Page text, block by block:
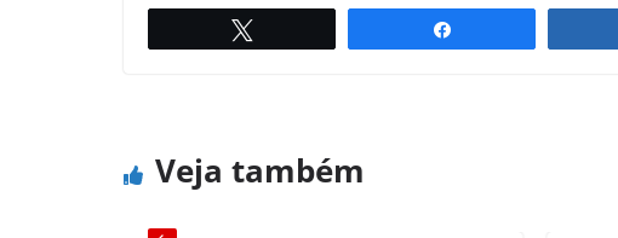
Veja também